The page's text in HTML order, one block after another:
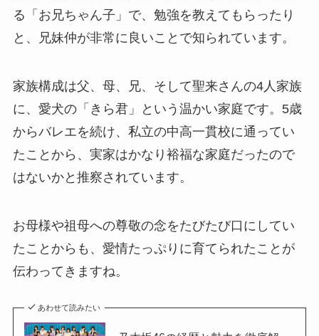
る「お兄ちゃん子」で、勉強を教えてもらったり
と、兄妹仲が非常に良いことで知られています。
家族構成は父、母、兄、そして聖来さんの4人家族
に、愛犬の「きら君」という温かい家庭です。5歳
からバレエを続け、私立の中高一貫校に通ってい
たことから、実家はかなり裕福な家庭だったので
はないかと推察されています。
お母様や祖母への尊敬の念をたびたび口にしてい
たことからも、愛情たっぷりに育てられたことが
伝わってきますね。
あわせて読みたい